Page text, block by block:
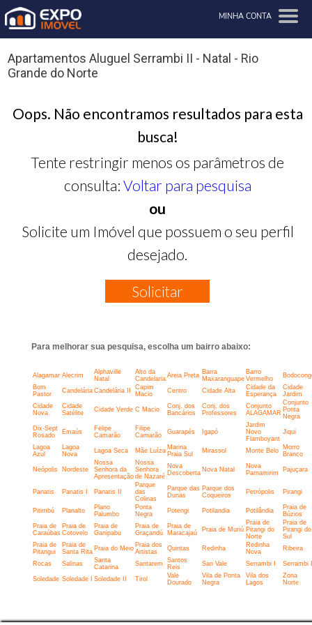
MINHA CONTA
Apartamentos Aluguel Serrambi II - Natal - Rio
Grande do Norte
Oops. Não encontramos resultados para esta
busca!
Tente restringir menos os parâmetros de
consulta: Voltar para pesquisa
ou
Solicite um Imóvel que possuem o seu perfil
desejado.
Solicitar
Para melhorar sua pesquisa, escolha um bairro abaixo:
Alagamar Alecrim
Alphaville
Natal
Alto da
Candelaria Areia Preta Barra
Maxaranguape
Barro
Vermelho
Bom
Pastor
Candelária Candelária II
Capim
Macio
Centro Cidade Alta
Cidade da
Esperança
Cidade
Jardim
Cidade
Nova
Cidade
Satélite
Cidade Verde C Macio
Conj. dos
Bancários
Conj. dos
Professores
Conjunto
ALAGAMAR
Conjunto
Ponta
Negra
Dix-Sept
Rosado
Emaús
Felipe
Camarão
Filipe
Camarão
Guarapés Igapó
Jardim
Novo
Flamboyant
Jiqui
Lagoa
Azul
Lagoa
Nova
Lagoa Seca Mãe Luíza Marina
Praia Sul
Mirassol Monte Belo
Morro
Branco
Neópolis Nordeste
Nossa
Senhora da
Apresentação
Nossa
Senhora
de Nazaré
Nova
Descoberta Nova Natal
Nova
Parnamirim
Pajuçara
Panatis Panatis I Panatis II
Parque
das
Colinas
Parque das
Dunas
Parque dos
Coqueiros
Petrópolis Pirangi
Pitimbú Planalto
Plano
Palumbo
Ponta
Negra
Potengi Potilandia Potilândia
Praia de
Búzios
Praia de
Caraúbas
Praia de
Cotovelo
Praia de
Ganipabu
Praia de
Graçandú
Praia de
Maracajaú
Praia de Muriú
Praia de
Pirangi do
Norte
Praia de
Pirangi do
Sul
Praia de
Pitangui
Praia de
Santa Rita Praia do Meio Praia dos
Artistas
Quintas Redinha
Redinha
Nova
Ribeira
Rocas Salinas
Santa
Catarina
Santarem
Santos
Reis
San Vale Serrambi I Serrambi
Soledade Soledade I Soledade II Tirol
Vale
Dourado
Vila de Ponta
Negra
Vila dos
Lagos
Zona
Norte